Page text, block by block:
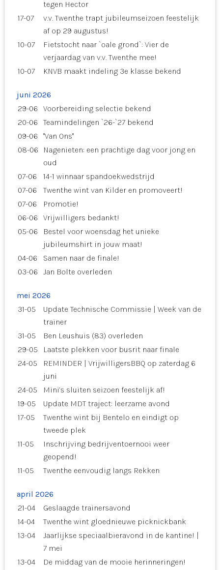
tegen Hector
17-07
v.v. Twenthe trapt jubileumseizoen feestelijk
af op 29 augustus!
10-07
Fietstocht naar `oale grond`: Vier de
verjaardag van v.v. Twenthe mee!
10-07
KNVB maakt indeling 3e klasse bekend
juni 2026
29-06
Voorbereiding selectie bekend
20-06
Teamindelingen `26-`27 bekend
09-06
"Van Ons"
08-06
Nagenieten: een prachtige dag voor jong en
oud
07-06
14-1 winnaar spandoekwedstrijd
07-06
Twenthe wint van Kilder en promoveert!
07-06
Promotie!
06-06
Vrijwilligers bedankt!
05-06
Bestel voor woensdag het unieke
jubileumshirt in jouw maat!
04-06
Samen naar de finale!
03-06
Jan Bolte overleden
mei 2026
31-05
Update Technische Commissie | Week van de
trainer
31-05
Ben Leushuis (83) overleden
29-05
Laatste plekken voor busrit naar finale
24-05
REMINDER | VrijwilligersBBQ op zaterdag 6
juni
24-05
Mini’s sluiten seizoen feestelijk af!
19-05
Update MDT traject: leerzame avond
17-05
Twenthe wint bij Bentelo en eindigt op
tweede plek
11-05
Inschrijving bedrijventoernooi weer
geopend!
11-05
Twenthe eenvoudig langs Rekken
april 2026
21-04
Geslaagde trainersavond
14-04
Twenthe wint gloednieuwe picknickbank
13-04
Jaarlijkse speciaalbieravond in de kantine! |
7 mei
13-04
De middag van de mooie herinneringen!